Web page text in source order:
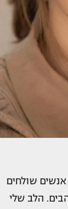
שולחים
הלב שלי